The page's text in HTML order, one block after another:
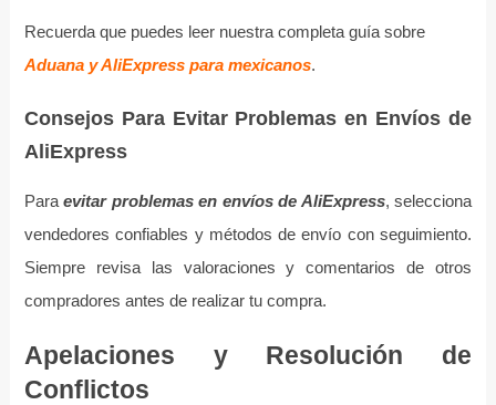
Recuerda que puedes leer nuestra completa guía sobre
Aduana y AliExpress para mexicanos.
Consejos Para Evitar Problemas en Envíos de
AliExpress
Paraevitar problemas en envíos de AliExpress, selecciona
vendedores confiables y métodos de envío con seguimiento.
Siempre revisa las valoraciones y comentarios de otros
compradores antes de realizar tu compra.
Apelaciones y Resolución de
Conflictos